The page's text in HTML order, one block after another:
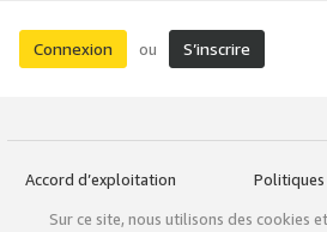
Connexion ou S’inscrire
Accord d’exploitation
Sur ce site, nous utilisons des cookies